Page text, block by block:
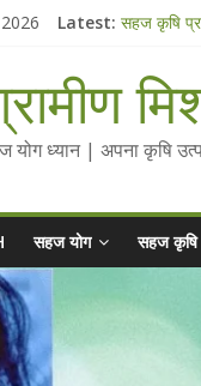
Latest: सहज कृषि
Standee
Chalo
योग ध्यान | अपना कृषि
सहज योग सहज कृषि